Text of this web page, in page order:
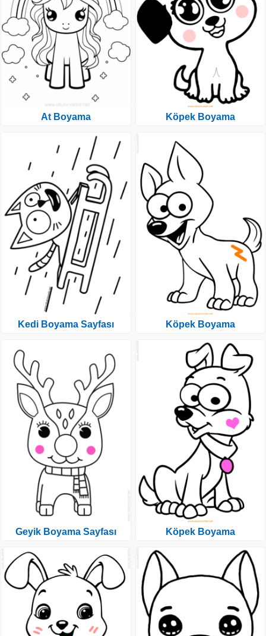
At Boyama
Kedi Boyama Sayfası
Geyik Boyama Sayfası
Köpek Boyama
Köpek Boyama
Köpek Boyama